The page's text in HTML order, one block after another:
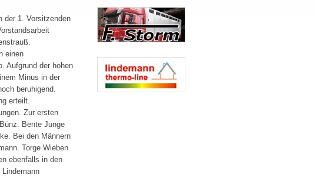
der 1. Vorsitzenden
einen
Aufgrund der hohen
Minus in der
beruhigend.
erteilt.
Zur ersten
Bente Junge
Bei den Männern
Torge Wieben
ebenfalls in den